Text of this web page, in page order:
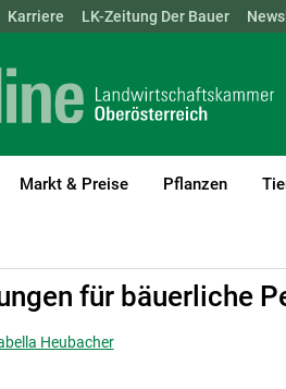
ÖSTERREICH BGLD KTN
Karriere LK-Zeitung Der Bauer
Markt & Preise Pflanzen
& Steuer
für bäuerliche
Heubacher